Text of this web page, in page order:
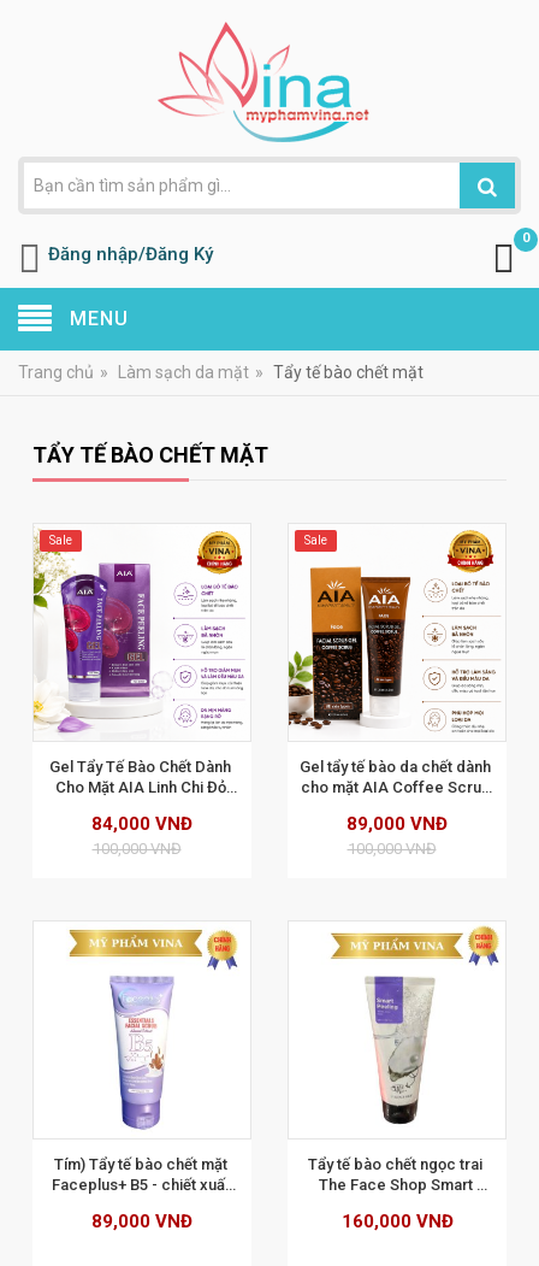
Đăng nhập/Đăng Ký
0
MENU
Trang chủ » Làm sạch da mặt » Tẩy tế bào chết mặt
TẨY TẾ BÀO CHẾT MẶT
Sale
Gel Tẩy Tế Bào Chết Dành
Cho Mặt AIA Linh Chi Đỏ
84,000 VNĐ
100,000 VNĐ
Sale
XEM CHI TIẾT
Gel tẩy tế bào da chết dành
cho mặt AIA Coffee Scrub
89,000 VNĐ
100,000 VNĐ
Tím) Tẩy tế bào chết mặt
Faceplus+ B5 - chiết xuất
89,000 VNĐ
XEM CHI TIẾT
Tẩy tế bào chết ngọc trai
The Face Shop Smart
160,000 VNĐ